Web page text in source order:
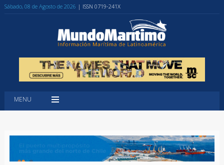
Sábado, 08 de Agosto de 2026 | ISSN 0719-241X
MENU